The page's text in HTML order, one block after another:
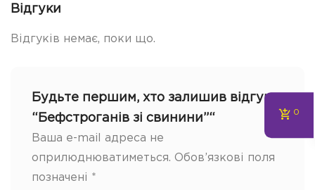
Відгуки
Відгуків немає, поки що.
Будьте першим, хто залишив відгук
“Бефстроганів зі свинини”“
Ваша e-mail адреса не
оприлюднюватиметься. Обов’язкові поля
позначені *
0